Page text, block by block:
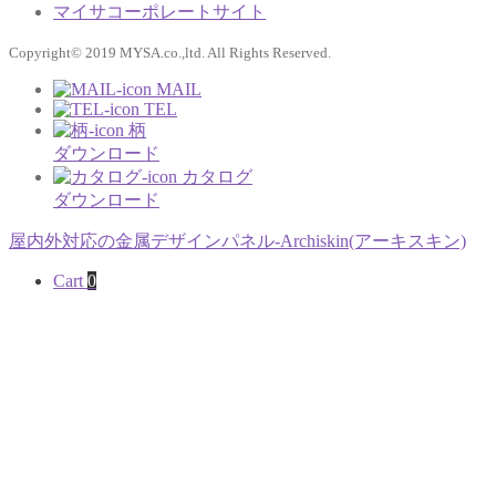
マイサコーポレートサイト
Copyright© 2019 MYSA.co.,ltd. All Rights Reserved.
MAIL
TEL
柄
ダウンロード
カタログ
ダウンロード
屋内外対応の金属デザインパネル-Archiskin(アーキスキン)
Cart 0